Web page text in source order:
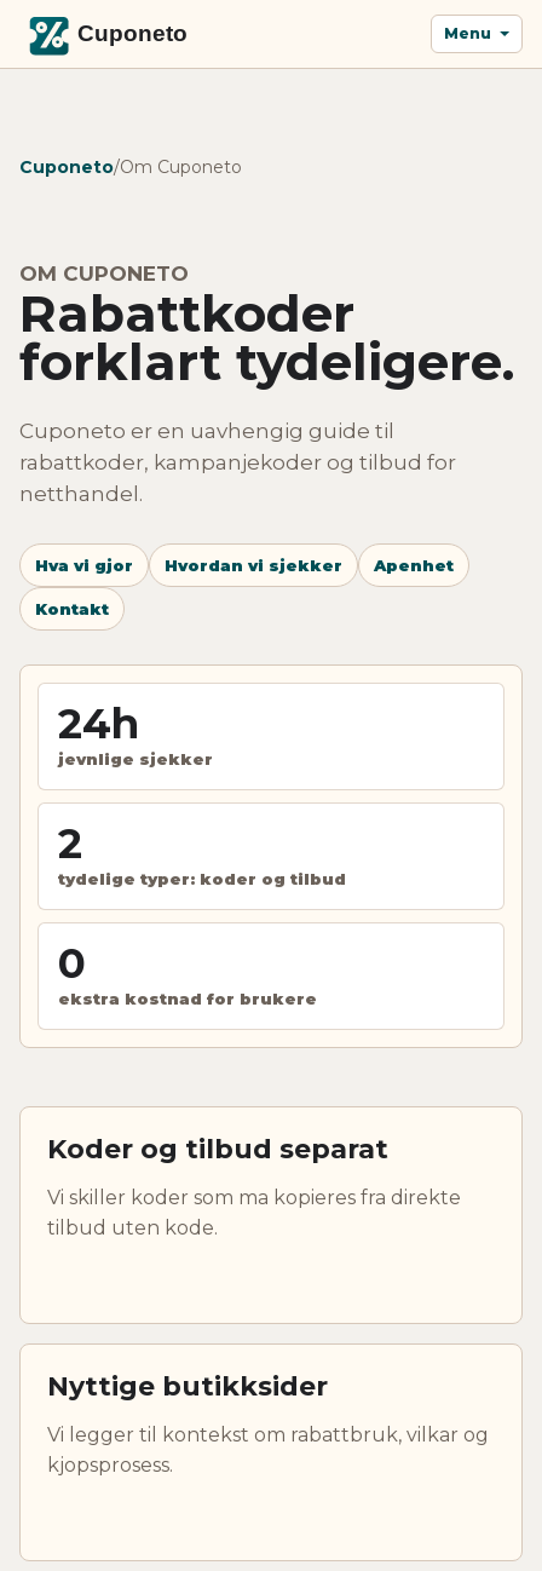
Menu
Cuponeto/Om Cuponeto
OM CUPONETO
Rabattkoder
forklart tydeligere.
Cuponeto er en uavhengig guide til
rabattkoder, kampanjekoder og tilbud for
netthandel.
Hva vi gjor Hvordan vi sjekker Apenhet
Kontakt
24h
jevnlige sjekker
2
tydelige typer: koder og tilbud
0
ekstra kostnad for brukere
Koder og tilbud separat
Vi skiller koder som ma kopieres fra direkte
tilbud uten kode.
Nyttige butikksider
Vi legger til kontekst om rabattbruk, vilkar og
kjopsprosess.